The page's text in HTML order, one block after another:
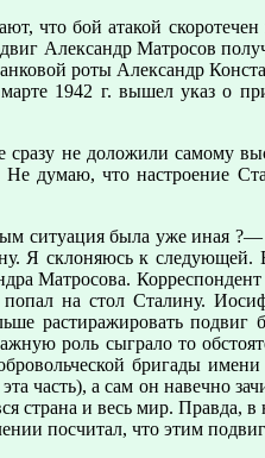
что бой атакой
Александр Матросов
роты Александр
1942 г. вышел указ о
не доложили самому
Не думаю, что настроение
ситуация была уже иная ?—
Я склоняюсь к следующей.
Матросова.
на стол Сталину.
растиражировать
роль сыграло то
бригады
часть), а сам он навечно
страна и весь мир. Правда,
посчитал, что этим